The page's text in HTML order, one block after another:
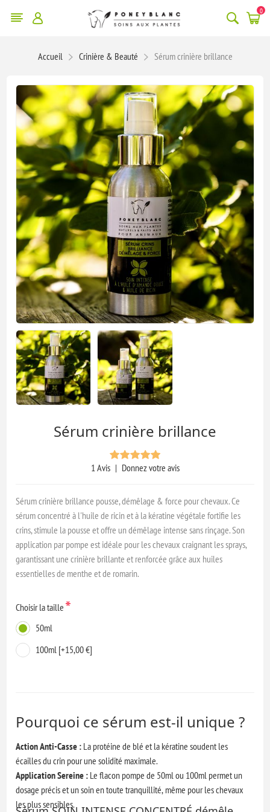
0
Accueil Crinière & Beauté Sérum crinière brillance
Sérum crinière brillance
1 Avis | Donnez votre avis
Sérum crinière brillance pousse, démêlage & force pour chevaux. Ce
sérum concentré à l'huile de ricin et à la kératine végétale fortifie les
crins, stimule la pousse et offre un démêlage intense sans rinçage. Son
application par pompe est idéale pour les chevaux craignant les sprays,
garantissant une crinière brillante et renforcée grâce aux huiles
essentielles de menthe et de romarin.
Choisir la taille*
50ml
100ml [+15,00 €]
Pourquoi ce sérum est-il unique ?
Action Anti-Casse : La protéine de blé et la kératine soudent les
écailles du crin pour une solidité maximale.
Application Sereine : Le flacon pompe de 50ml ou 100ml permet un
dosage précis et un soin en toute tranquillité, même pour les chevaux
les plus sensibles.